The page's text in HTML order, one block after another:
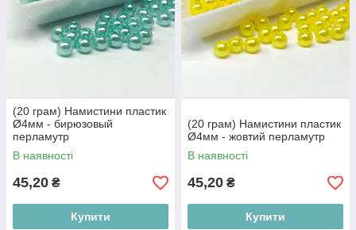
(20 грам) Намистини пластик
Ø4мм - бирюзовый
перламутр
В наявності
45,20 ₴
Купити
(20 грам) Намистини пластик
Ø4мм - жовтий перламутр
В наявності
45,20 ₴
Купити